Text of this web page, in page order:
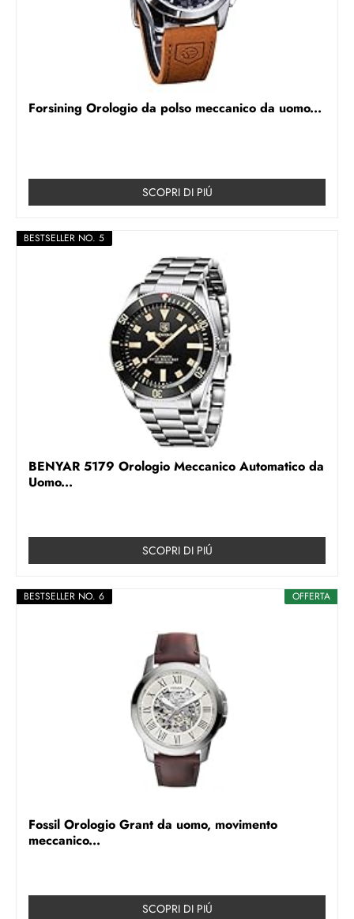
Forsining Orologio da polso meccanico da uomo...
SCOPRI DI PIÚ
BESTSELLER NO. 5
BENYAR 5179 Orologio Meccanico Automatico da
Uomo...
SCOPRI DI PIÚ
OFFERTA
BESTSELLER NO. 6
Fossil Orologio Grant da uomo, movimento
meccanico...
SCOPRI DI PIÚ